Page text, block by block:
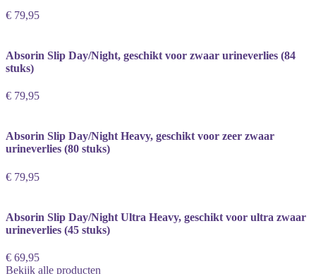
€ 79,95
Absorin Slip Day/Night, geschikt voor zwaar urineverlies (84
stuks)
€ 79,95
Absorin Slip Day/Night Heavy, geschikt voor zeer zwaar
urineverlies (80 stuks)
€ 79,95
Absorin Slip Day/Night Ultra Heavy, geschikt voor ultra zwaar
urineverlies (45 stuks)
€ 69,95
Bekijk alle producten